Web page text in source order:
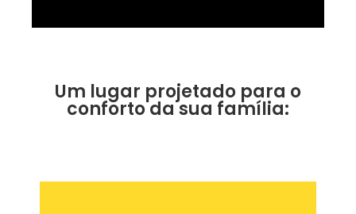
Um lugar projetado para o
conforto da sua família: